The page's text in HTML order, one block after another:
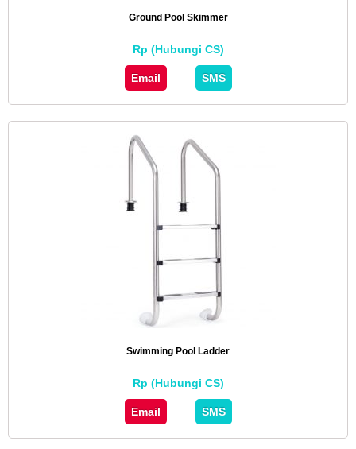
Ground Pool Skimmer
Rp (Hubungi CS)
Email SMS
Swimming Pool Ladder
Rp (Hubungi CS)
Email SMS